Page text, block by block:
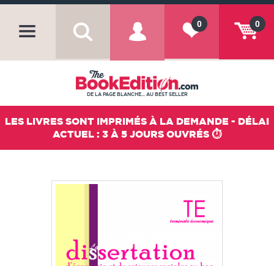
0
0
DE LA PAGE BLANCHE... AU BEST SELLER
LES LIVRES SONT IMPRIMÉS À LA DEMANDE - DÉLAI
ACTUEL : 3 À 5 JOURS OUVRÉS ⏱️